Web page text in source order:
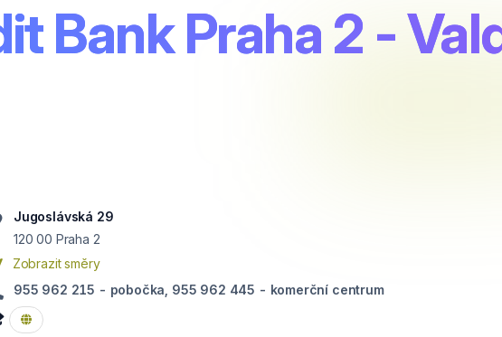
Bank Praha 2 -
Jugoslávská 29
120 00 Praha 2
Zobrazit směry
955 962 215 - pobočka, 955 962 445 - komerční centrum